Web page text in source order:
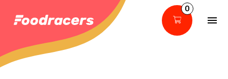
0